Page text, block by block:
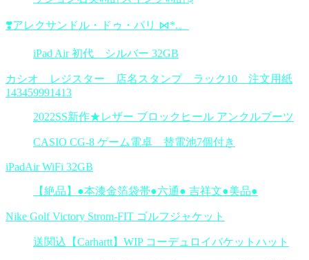
❣️アレクサンドル・ドゥ・パリ ⋈*.。
iPad Air 初代 シルバー 32GB
カシオ レジスター 店名スタンプ ラック10 注文用紙
143459991413
2022SS新作★レザー ブロックヒール アンクルブーツ
CASIO CG-8 ゲーム電卓 替電池7個付き
iPadAir WiFi 32GB
【絶品】●本漆金箔袋帯●六通● 吉祥文●美品●
Nike Golf Victory Strom-FIT ゴルフジャケット
送関込【Carhartt】WIP コーデュロイバケットハット